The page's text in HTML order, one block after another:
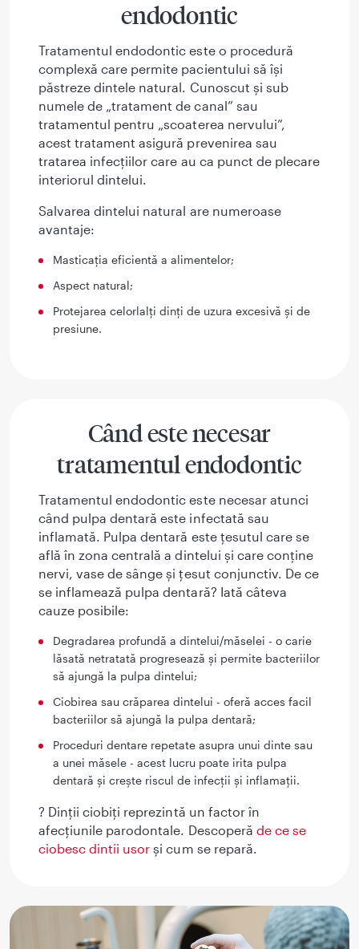
endodontic
Tratamentul endodontic este o procedură
complexă care permite pacientului să își
păstreze dintele natural. Cunoscut și sub
numele de „tratament de canal” sau
tratamentul pentru „scoaterea nervului”,
acest tratament asigură prevenirea sau
tratarea infecțiilor care au ca punct de plecare
interiorul dintelui.
Salvarea dintelui natural are numeroase
avantaje:
Masticația eficientă a alimentelor;
Aspect natural;
Protejarea celorlalți dinți de uzura excesivă și de
presiune.
Când este necesar
tratamentul endodontic
Tratamentul endodontic este necesar atunci
când pulpa dentară este infectată sau
inflamată. Pulpa dentară este țesutul care se
află în zona centrală a dintelui și care conține
nervi, vase de sânge și țesut conjunctiv. De ce
se inflamează pulpa dentară? Iată câteva
cauze posibile:
Degradarea profundă a dintelui/măselei - o carie
lăsată netratată progresează și permite bacteriilor
să ajungă la pulpa dintelui;
Ciobirea sau crăparea dintelui - oferă acces facil
bacteriilor să ajungă la pulpa dentară;
Proceduri dentare repetate asupra unui dinte sau
a unei măsele - acest lucru poate irita pulpa
dentară și crește riscul de infecții și inflamații.
? Dinții ciobiți reprezintă un factor în
afecțiunile parodontale. Descoperă de ce se
ciobesc dintii usor și cum se repară.